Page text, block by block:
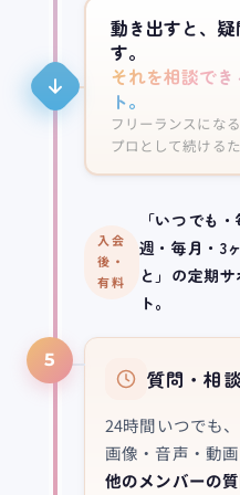
動き出すと、
す。
それを相談で
ト。
フリーランスにな
プロとして続ける
入会
後・
有料
「いつでも・
週・毎月・3
と」の定期サ
ト。
5
質問・相
24時間いつでも
画像・音声・動
他のメンバーの